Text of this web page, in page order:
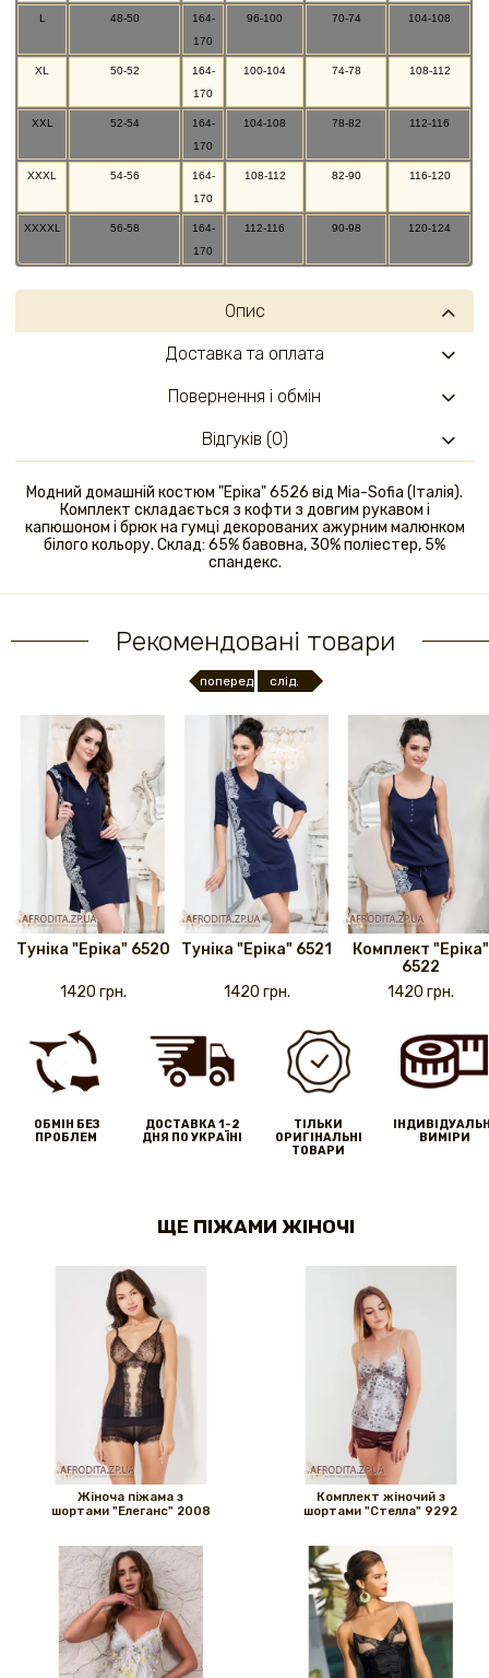
L 48-50
164-
170
96-100 70-74 104-108
XL 50-52
164-
170
100-104 74-78 108-112
XXL 52-54
164-
170
104-108 78-82 112-116
XXXL 54-56
164-
170
108-112 82-90 116-120
XXXXL 56-58
164-
170
112-116 90-98 120-124
Опис
Модний домашній костюм "Еріка" 6526 від Mia-Sofia (Італія).
Комплект складається з кофти з довгим рукавом і
капюшоном і брюк на гумці декорованих ажурним малюнком
білого кольору. Склад: 65% бавовна, 30% поліестер, 5%
спандекс.
Доставка та оплата
Повернення і обмін
Відгуків (0)
Рекомендовані товари
поперед. слід.
Туніка "Еріка" 6520
1420 грн.
Туніка "Еріка" 6521
1420 грн.
Комплект "Еріка"
6522
1420 грн.
ОБМІН БЕЗ
ПРОБЛЕМ
ДОСТАВКА 1-2
ДНЯ ПО УКРАЇНІ
ТІЛЬКИ
ОРИГІНАЛЬНІ
ТОВАРИ
ВИМІРИ
ЩЕ ПІЖАМИ ЖІНОЧІ
Жіноча піжама з
шортами "Елеганс" 2008
Комплект жіночий з
шортами "Стелла" 9292